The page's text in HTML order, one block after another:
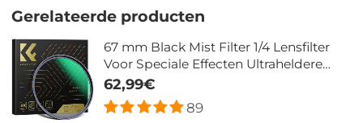
Gerelateerde producten
67 mm Black Mist Filter 1/4 Lensfilter
Voor Speciale Effecten Ultraheldere
Meerlaagse Coating Waterdicht
Krasbestendig En Antireflecterend
Nano Xcel Serie
62,99€
89